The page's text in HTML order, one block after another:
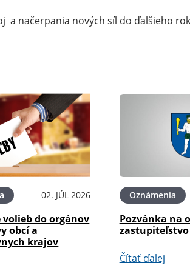
a načerpania nových síl do ďalšieho
02. JÚL 2026
volieb do orgánov
obcí a
krajov
Oznámenia
Pozvánka na
zastupiteľstvo
Čítať ďalej